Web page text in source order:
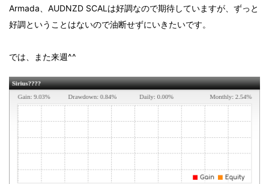
Armada、AUDNZD SCALは好調なので期待していますが、ずっと
好調ということはないので油断せずにいきたいです。
では、また来週^^